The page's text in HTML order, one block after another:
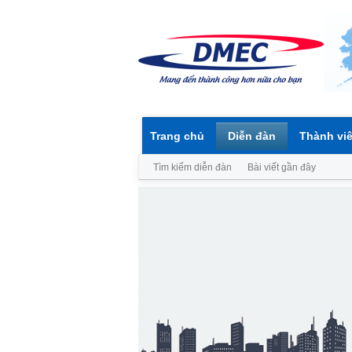
Trang chủ Diễn đàn
Tìm kiếm diễn đàn Bài viết gần đây
Thành